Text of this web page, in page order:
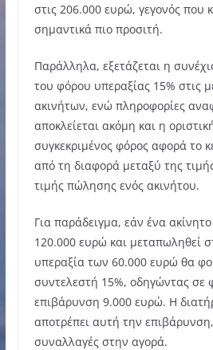
στις 206.000 ευρώ, γεγονός που
σημαντικά πιο προσιτή.
Παράλληλα, εξετάζεται η
του φόρου υπεραξίας 15% στις
ακινήτων, ενώ πληροφορίες
αποκλείεται ακόμη και η
συγκεκριμένος φόρος αφορά το
από τη διαφορά μεταξύ της
τιμής πώλησης ενός ακινήτου.
Για παράδειγμα, εάν ένα
120.000 ευρώ και μεταπωληθεί
υπεραξία των 60.000 ευρώ θα
συντελεστή 15%, οδηγώντας σε
επιβάρυνση 9.000 ευρώ. Η
αποτρέπει αυτή την
συναλλαγές στην αγορά.